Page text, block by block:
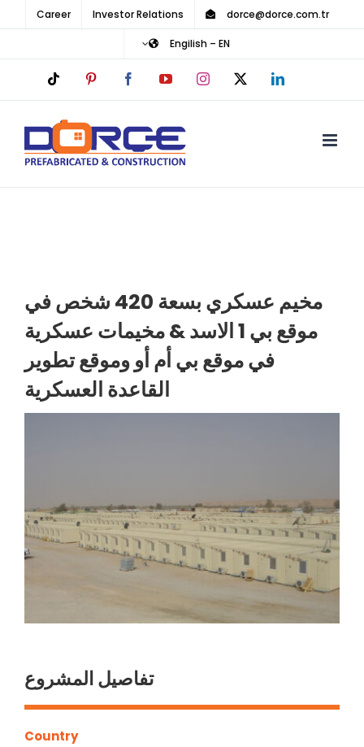
content
dorce@dorce.com.tr
Investor Relations
Career
Engilish – EN
LinkedIn
X
Instagram
YouTube
Facebook
Pinterest
مخيم عسكري بسعة 420 شخص في
موقع بي 1 الاسد & مخيمات عسكرية
في موقع بي أم أو وموقع تطوير
القاعدة العسكرية
تفاصيل المشروع
Country